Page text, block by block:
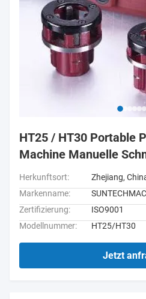
HT25 / HT30 Portable
Machine Manuelle
Herkunftsort:
Zhejiang,
Markenname:
Zertifizierung:
ISO9001
Modellnummer:
HT25/HT30
Jetzt